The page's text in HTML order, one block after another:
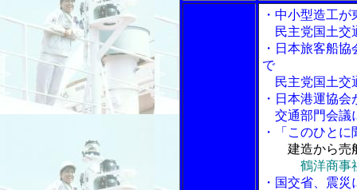
・中小型造工
民主党国土交
・日本旅客船
で
民主党国土交
・日本港運協
交通部門会議
・「このひとに
建造から売
鶴洋商
・国交省、震